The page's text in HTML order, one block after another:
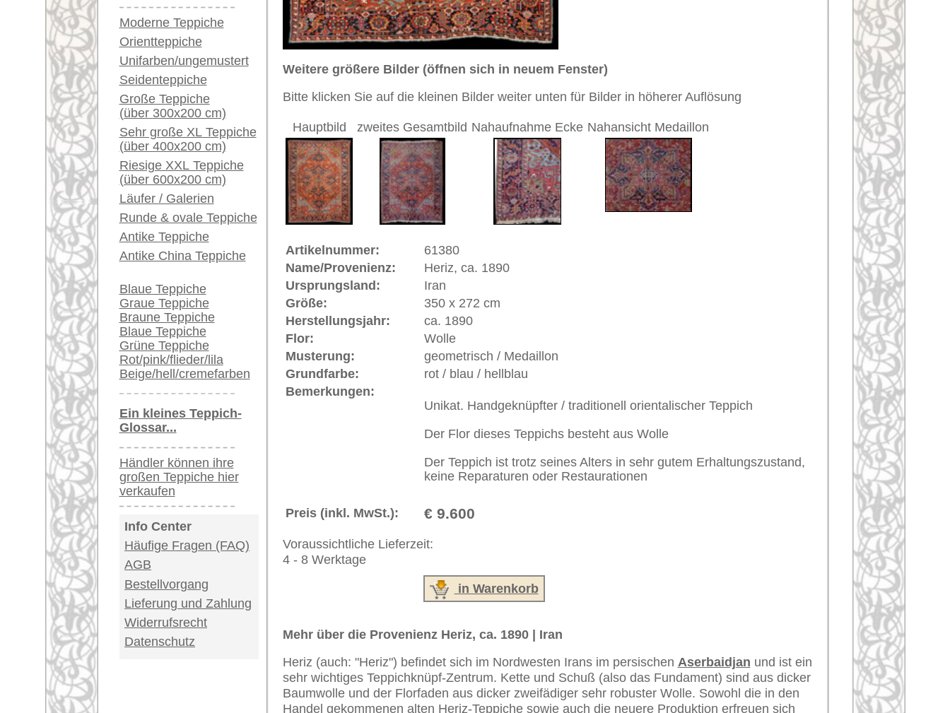
Blaue Teppiche
Graue Teppiche
Braune Teppiche
Blaue Teppiche
Grüne Teppiche
Rot/pink/flieder/lila
Beige/hell/cremefarben
Ein kleines Teppich-
Glossar...
Händler können ihre
großen Teppiche hier
verkaufen
Info Center
Häufige Fragen (FAQ)
AGB
Bestellvorgang
Lieferung und Zahlung
Widerrufsrecht
Datenschutz
Ursprungsland:
Iran
Größe:
350 x 272 cm
Herstellungsjahr: ca. 1890
Flor:
Wolle
Grundfarbe: rot / blau / hellblau
Bemerkungen:
Der Teppich ist trotz seines Alters in sehr gutem Erhaltungszustand,
keine Reparaturen oder Restaurationen
€ 9.600
Voraussichtliche Lieferzeit:
4 - 8 Werktage
in Warenkorb
Mehr über die Provenienz Heriz, ca. 1890 | Iran
Heriz (auch: "Heriz") befindet sich im Nordwesten Irans im persischen Aserbaidjan
sehr wichtiges Teppichknüpf-Zentrum. Kette und Schuß (also das Fundament) sind aus dicker
Handel gekommenen alten Heriz-Teppiche sowie auch die neuere Produktion erfreuen sich
wegen ihrer hohen Strapazierfähigkeit und der geometrischen geschmackvollen Zeichnung
großer Beliebtheit. Insgesamt ein klassischer, qualitativ absolut zuverlässiger Perserteppich.
riesige Auswahl
Kundenservice:
Geschäftsbedingungen